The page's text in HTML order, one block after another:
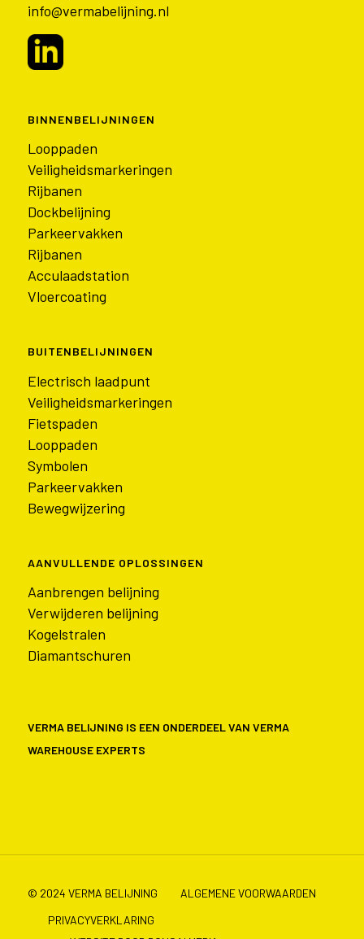
info@vermabelijning.nl
BINNENBELIJNINGEN
Looppaden
Veiligheidsmarkeringen
Rijbanen
Dockbelijning
Parkeervakken
Rijbanen
Acculaadstation
Vloercoating
BUITENBELIJNINGEN
Electrisch laadpunt
Veiligheidsmarkeringen
Fietspaden
Looppaden
Symbolen
Parkeervakken
Bewegwijzering
AANVULLENDE OPLOSSINGEN
Aanbrengen belijning
Verwijderen belijning
Kogelstralen
Diamantschuren
VERMA BELIJNING IS EEN ONDERDEEL VAN VERMA
WAREHOUSE EXPERTS
© 2024 VERMA BELIJNING
ALGEMENE VOORWAARDEN
PRIVACYVERKLARING